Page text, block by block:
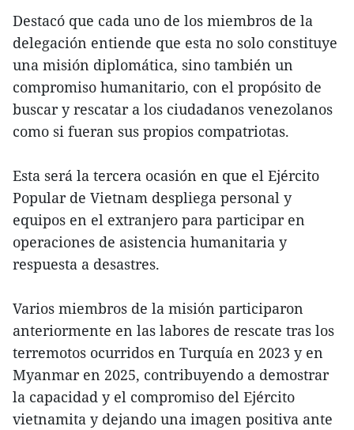
Destacó que cada uno de los miembros de la
delegación entiende que esta no solo constituye
una misión diplomática, sino también un
compromiso humanitario, con el propósito de
buscar y rescatar a los ciudadanos venezolanos
como si fueran sus propios compatriotas.
Esta será la tercera ocasión en que el Ejército
Popular de Vietnam despliega personal y
equipos en el extranjero para participar en
operaciones de asistencia humanitaria y
respuesta a desastres.
Varios miembros de la misión participaron
anteriormente en las labores de rescate tras los
terremotos ocurridos en Turquía en 2023 y en
Myanmar en 2025, contribuyendo a demostrar
la capacidad y el compromiso del Ejército
vietnamita y dejando una imagen positiva ante